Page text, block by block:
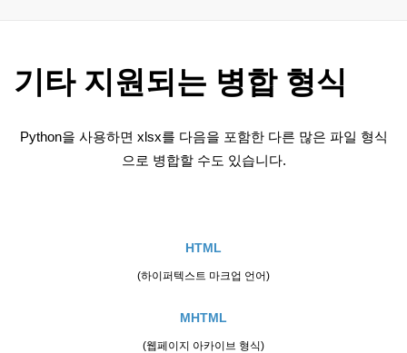
기타 지원되는 병합 형식
Python을 사용하면 xlsx를 다음을 포함한 다른 많은 파일 형식
으로 병합할 수도 있습니다.
HTML
(하이퍼텍스트 마크업 언어)
MHTML
(웹페이지 아카이브 형식)